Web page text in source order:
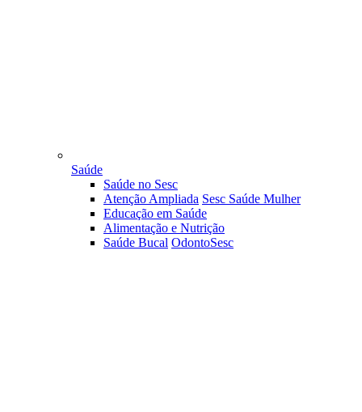
Saúde
Saúde no Sesc
Atenção Ampliada Sesc Saúde Mulher
Educação em Saúde
Alimentação e Nutrição
Saúde Bucal OdontoSesc